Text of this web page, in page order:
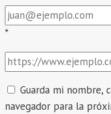
*
Guarda mi nombre,
navegador para la